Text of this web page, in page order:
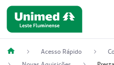
Acesso Rápido